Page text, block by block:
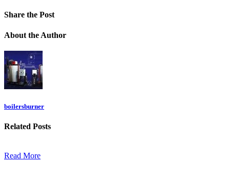
Share the Post
About the Author
boilersburner
Related Posts
Read More